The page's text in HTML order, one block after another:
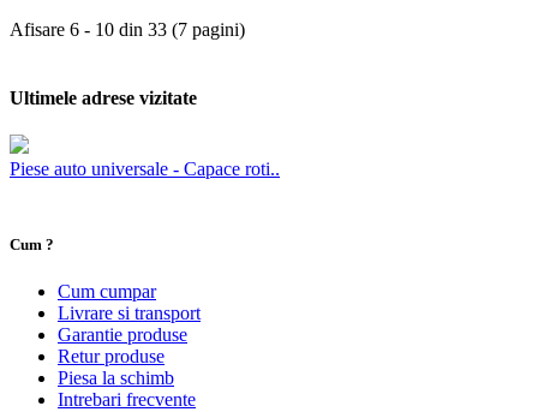
Afisare 6 - 10 din 33 (7 pagini)
Ultimele adrese vizitate
Piese auto universale - Capace roti..
Cum ?
Cum cumpar
Livrare si transport
Garantie produse
Retur produse
Piesa la schimb
Intrebari frecvente